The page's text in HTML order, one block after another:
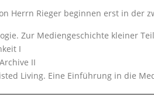
Herrn Rieger beginnen erst in der
Zur Mediengeschichte kleiner
I
II
Living. Eine Einführung in die